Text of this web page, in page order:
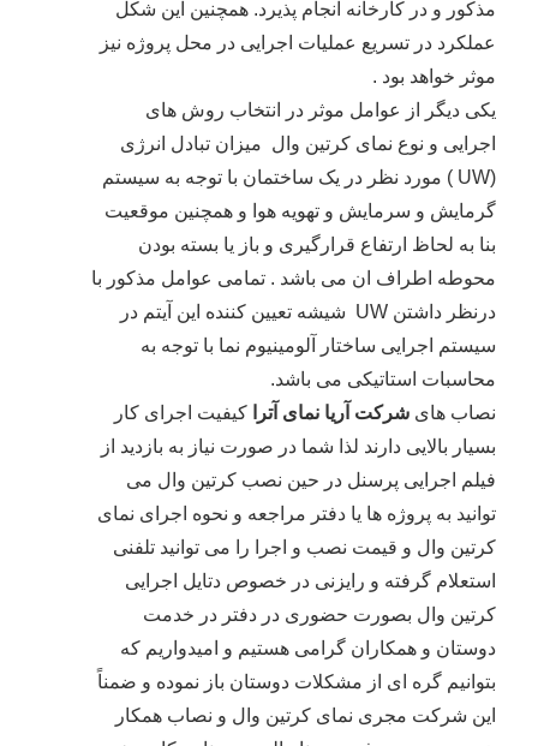
مذکور و در کارخانه انجام پذیرد. همچنین این شکل
عملکرد در تسریع عملیات اجرایی در محل پروژه نیز
موثر خواهد بود .
یکی دیگر از عوامل موثر در انتخاب روش های
اجرایی و نوع نمای کرتین وال میزان تبادل انرژی
(UW ) مورد نظر در یک ساختمان با توجه به سیستم
گرمایش و سرمایش و تهویه هوا و همچنین موقعیت
بنا به لحاظ ارتفاع قرارگیری و باز یا بسته بودن
محوطه اطراف ان می باشد . تمامی عوامل مذکور با
درنظر داشتن UW شیشه تعیین کننده این آیتم در
سیستم اجرایی ساختار آلومینیوم نما با توجه به
محاسبات استاتیکی می باشد.
نصاب های شرکت آریا نمای آترا
کیفیت اجرای کار
بسیار بالایی دارند لذا شما در صورت نیاز به بازدید از
فیلم اجرایی پرسنل در حین نصب کرتین وال می
توانید به پروژه ها یا دفتر مراجعه و نحوه اجرای نمای
کرتین وال و قیمت نصب و اجرا را می توانید تلفنی
استعلام گرفته و رایزنی در خصوص دتایل اجرایی
کرتین وال بصورت حضوری در دفتر در خدمت
دوستان و همکاران گرامی هستیم و امیدواریم که
بتوانیم گره ای از مشکلات دوستان باز نموده و ضمناً
این شرکت مجری نمای کرتین وال و نصاب همکار